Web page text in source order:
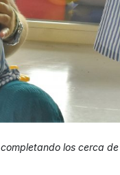
, completando los cerca de